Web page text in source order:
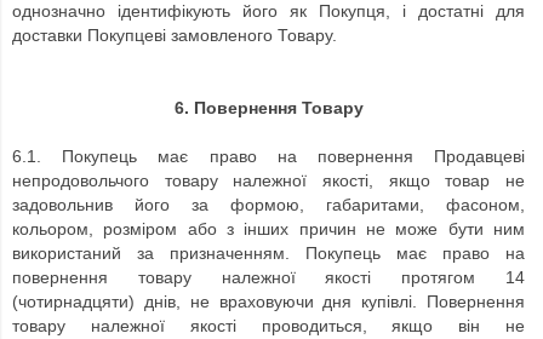
однозначно ідентифікують його як Покупця, і достатні для
доставки Покупцеві замовленого Товару.
6. Повернення Товару
6.1. Покупець має право на повернення Продавцеві
непродовольчого товару належної якості, якщо товар не
задовольнив його за формою, габаритами, фасоном,
кольором, розміром або з інших причин не може бути ним
використаний за призначенням. Покупець має право на
повернення товару належної якості протягом 14
(чотирнадцяти) днів, не враховуючи дня купівлі. Повернення
товару належної якості проводиться, якщо він не